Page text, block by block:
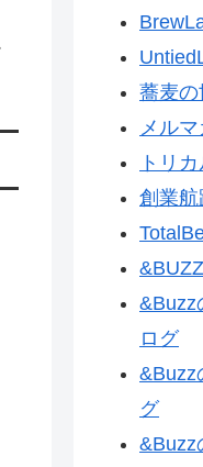
蕎麦の
メル
トリ
創業航
&Buzz
ログ
&Buzz
グ
&Buzz